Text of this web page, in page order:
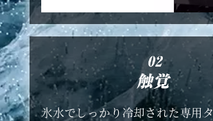
氷水でしっかり冷却された専用